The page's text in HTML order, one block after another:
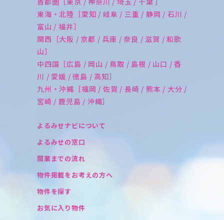
東海・北陸［愛知 / 岐阜 / 三重 / 静岡 / 石川 /
富山 / 福井］
関西［大阪 / 京都 / 兵庫 / 奈良 / 滋賀 / 和歌
山］
中四国［広島 / 岡山 / 鳥取 / 島根 / 山口 / 香
川 / 愛媛 / 徳島 / 高知］
九州・沖縄［福岡 / 佐賀 / 長崎 / 熊本 / 大分 /
宮崎 / 鹿児島 / 沖縄］
よるみせナビについて
よるみせの窓口
開業までの流れ
物件掲載をお考えの方へ
物件を探す
お気に入り物件